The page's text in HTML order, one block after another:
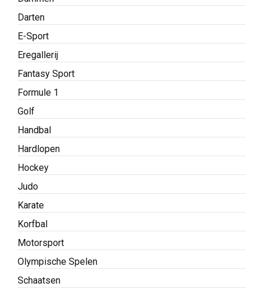
Darten
E-Sport
Eregallerij
Fantasy Sport
Formule 1
Golf
Handbal
Hardlopen
Hockey
Judo
Karate
Korfbal
Motorsport
Olympische Spelen
Schaatsen